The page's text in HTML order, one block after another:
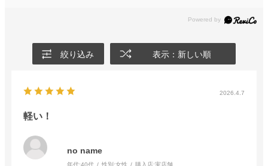
絞り込み 表示：新しい順
2026.4.7
軽い！
no name